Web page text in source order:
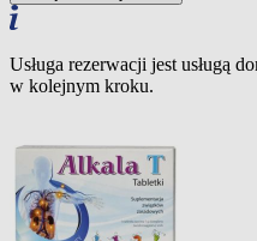
Usługa rezerwacji jest usługą
w kolejnym kroku.